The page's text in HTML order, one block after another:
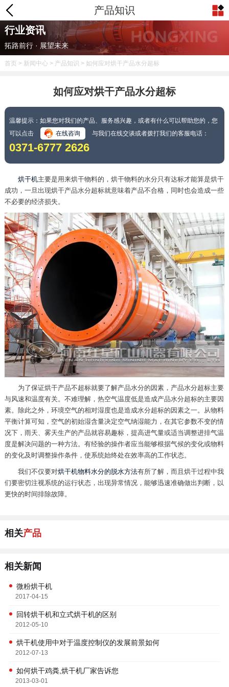
产品知识
行业资讯
拓路前行 · 展望未来
首页 > 新闻中心> 产品知识 > 如何应对烘干产品水分超标
如何应对烘干产品水分超标
温馨提示：如果您对我们的产品、服务感兴趣，或者有什么可以帮助您的，您
可以点击
在线咨询 与我们在线交谈或者拨打我们的客服电话：
0371-6777 2626
烘干机主要是用来烘干物料的，烘干物料的水分只有达标才能算是烘干
成功，一旦出现烘干产品水分超标就意味着产品不合格，同时也会造成一些
不必要的经济损失。
为了保证烘干产品不超标就要了解产品水分的因素，产品水分超标主要
与风速和温度有关。不难理解，热空气温度低是造成产品水分超标的主要因
素。除此之外，环境空气的相对湿度也是造成水分超标的因素之一。从物料
平衡计算可知，空气的初始湿含量决定空气纳湿能力，在其它参数不变的情
况下，雨天、雾天生产的产品就容易趣标，提高进气量或适当调整进排气温
度是解决问题的一种方法。有经验的操作者应当能够根据气候的变化或物料
的变化及时调整操作条件，使系统始终处在效率高的工作状态。
我们不仅要对烘干机物料水分的脱水方法有所了解，而且烘干过程中我
们要密切注视系统的运行状态，出现异常情况，能够迅速准确做出判断，以
更快的时间排除故障。
相关产品
相关新闻
微粉烘干机
2017-04-15
回转烘干机和立式烘干机的区别
2012-05-10
烘干机使用中对于温度控制仪的发展前景如何
2012-07-13
如何烘干鸡粪,烘干机厂家告诉您
2013-03-01